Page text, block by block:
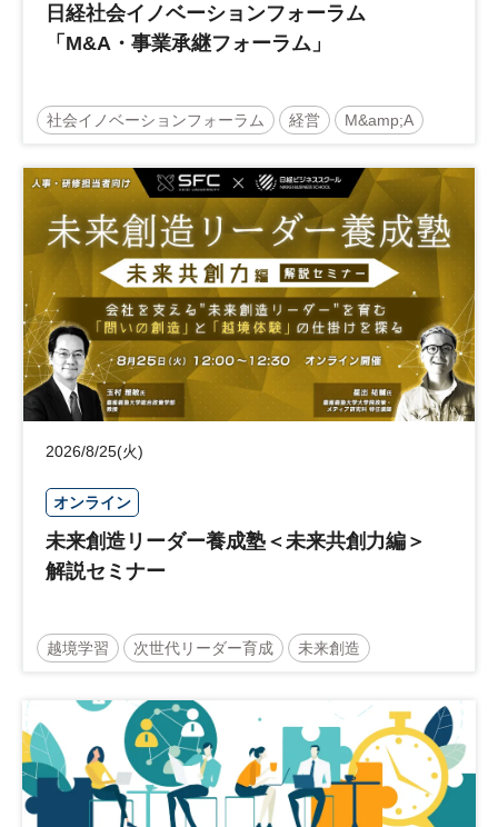
日経社会イノベーションフォーラム
「M&A・事業承継フォーラム」
社会イノベーションフォーラム 経営 M&amp;A
事業承継 中堅中小企業
日経社会イノベーションフォーラム 参加無料
2026/8/25(火)
オンライン
未来創造リーダー養成塾＜未来共創力編＞
解説セミナー
越境学習 次世代リーダー育成 未来創造
日経オンラインセミナー